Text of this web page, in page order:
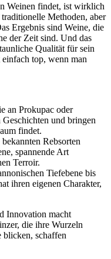
Weinen findet, ist wirklich
Methoden, aber
Ergebnis sind Weine, die
der Zeit sind. Und das
Qualität für sein
top, wenn man
an Prokupac oder
und bringen
findet.
Rebsorten
spannende Art
Terroir.
Tiefebene bis
ihren eigenen Charakter,
Innovation macht
die ihre Wurzeln
blicken, schaffen